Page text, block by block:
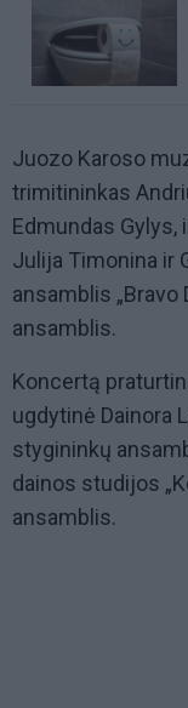
Juozo Karoso
trimitininkas
Edmundas
Julija Timonina ir
ansamblis
ansamblis.
Koncertą
ugdytinė Dainora
stygininkų
dainos studijos
ansamblis.